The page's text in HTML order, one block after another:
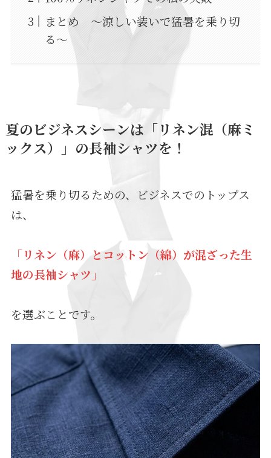
まとめ 〜涼しい装いで猛暑を乗り切
る〜
夏のビジネスシーンは「リネン混（麻ミ
ックス）」の長袖シャツを！
猛暑を乗り切るための、ビジネスでのトップス
は、
「リネン（麻）とコットン（綿）が混ざった生
地の長袖シャツ」
を選ぶことです。